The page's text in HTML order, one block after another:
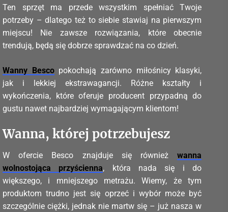
Ten sprzęt ma przede wszystkim spełniać Twoje
potrzeby – dlatego też to siebie stawiaj na pierwszym
miejscu! Nie zawsze rozwiązania, które obecnie
trendują, będą się dobrze sprawdzać na co dzień.
Wanny Bescopokochają zarówno miłośnicy klasyki,
jak i lekkiej ekstrawagancji. Różne kształty i
wykończenia, które oferuje producent przypadną do
gustu nawet najbardziej wymagającym klientom!
Wanna, której potrzebujesz
W ofercie Besco znajduje się równieżwanna
wolnostojąca przyścienna, która nada się i do
większego, i mniejszego metrażu. Wiemy, że tym
produktom trudno jest się oprzeć i wybór może być
szczególnie ciężki, jednak nie martw się – już nasza w